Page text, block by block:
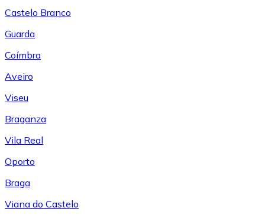
Castelo Branco
Guarda
Coímbra
Aveiro
Viseu
Braganza
Vila Real
Oporto
Braga
Viana do Castelo